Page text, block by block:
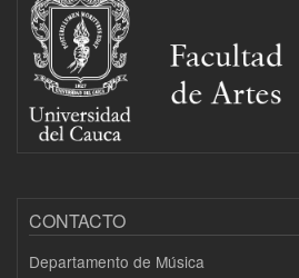
CONTACTO
Departamento de Música